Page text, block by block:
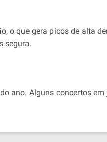
o que gera picos de alta
segura.
ano. Alguns concertos